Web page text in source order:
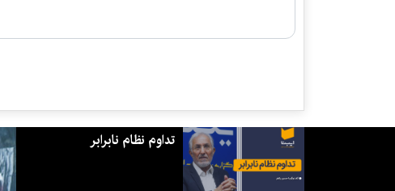
تداوم نظام نابرابر